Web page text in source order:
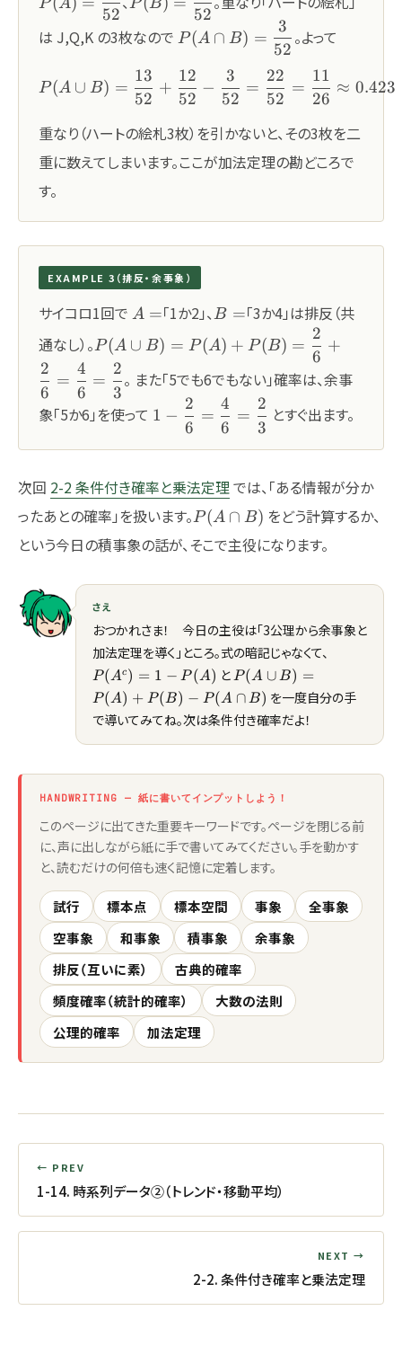
{52}
52 {52}
52
は J,Q,K の3枚なので P(A\cap
B)=\dfrac{3}
{52}
P(A ∩ B) =
52
3
。よって
P(A\cup B) =
P(A ∪ B) =
52
13
+
52
12
−
52
3
=
52
22
=
26
11
≈ 0.423
重なり（ハートの絵札3枚）を引かないと、その3枚を二
重に数えてしまいます。ここが加法定理の勘どころで
す。
EXAMPLE 3（排反・余事象）
サイコロ1回で A=
A =「1か2」、B=
B =「3か4」は排反（共
通なし）。 P(A\cup
B)=P(A)+P(B)=\dfrac{2}
{6}+\dfrac{2}
{6}=\dfrac{4}
{6}=\dfrac{2}{3}
P(A ∪ B) = P(A) + P(B) =
6
2
+
6
2
=
6
4
=
3
2
。 また「5でも6でもない」確率は、余事
象「5か6」を使って 1-\dfrac{2}
{6}=\dfrac{4}
{6}=\dfrac{2}
1 −
6
2
=
6
4
=
3
2
とすぐ出ます。
次回 2-2 条件付き確率と乗法定理では、「ある情報が分か
ったあとの確率」を扱います。 P(A\cap
B)
P(A ∩ B) をどう計算するか、
という今日の積事象の話が、そこで主役になります。
さえ
おつかれさま！ 今日の主役は「3公理から余事象と
加法定理を導く」ところ。式の暗記じゃなくて、
P(Ac) = 1 − P (A) と P(A\cup
B)=P(A)+P(B)-
P(A\cap B)
P(A ∪ B) =
P(A) + P(B) − P(A ∩ B) を一度自分の手
で導いてみてね。次は条件付き確率だよ！
HANDWRITING — 紙に書いてインプットしよう！
このページに出てきた重要キーワードです。ページを閉じる前
に、声に出しながら紙に手で書いてみてください。手を動かす
と、読むだけの何倍も速く記憶に定着します。
試行 標本点 標本空間 事象
全事象
空事象
和事象 積事象
余事象
排反（互いに素）
古典的確率
頻度確率（統計的確率）
大数の法則
公理的確率
加法定理
← PREV
1-14. 時系列データ②（トレンド・移動平均）
NEXT →
2-2. 条件付き確率と乗法定理